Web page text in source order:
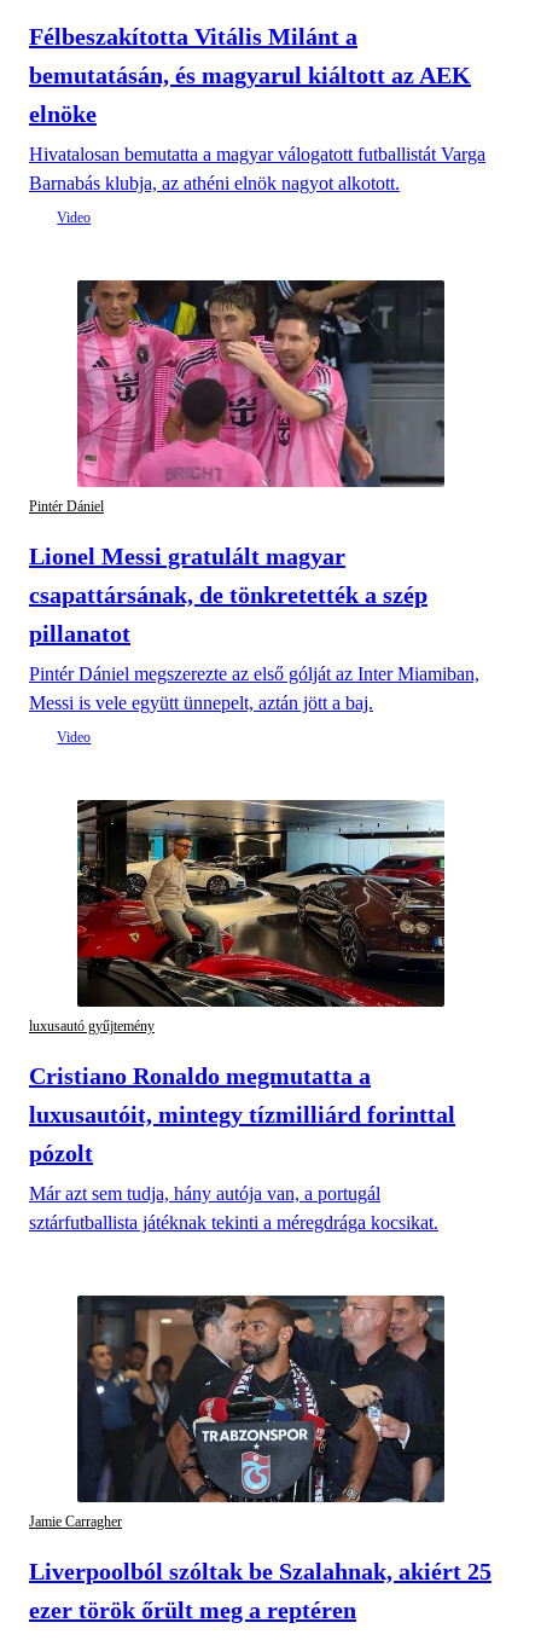
Félbeszakította Vitális Milánt a
bemutatásán, és magyarul kiáltott az AEK
elnöke
Hivatalosan bemutatta a magyar válogatott futballistát Varga
Barnabás klubja, az athéni elnök nagyot alkotott.
Pintér Dániel
Lionel Messi gratulált magyar
csapattársának, de tönkretették a szép
pillanatot
Pintér Dániel megszerezte az első gólját az Inter Miamiban,
Messi is vele együtt ünnepelt, aztán jött a baj.
luxusautó gyűjtemény
Cristiano Ronaldo megmutatta a
luxusautóit, mintegy tízmilliárd forinttal
pózolt
Már azt sem tudja, hány autója van, a portugál
sztárfutballista játéknak tekinti a méregdrága kocsikat.
Jamie Carragher
Liverpoolból szóltak be Szalahnak, akiért 25
ezer török őrült meg a reptéren